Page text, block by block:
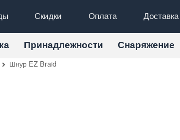
Скидки Оплата Доставка
Принадлежности Снаряжение
Шнур EZ Braid